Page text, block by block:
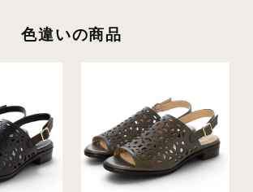
色違いの商品